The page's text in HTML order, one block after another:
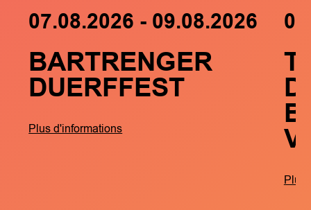
07.08.2026 - 09.08.2026
BARTRENGER
DUERFFEST
Plus d'informations
Plus